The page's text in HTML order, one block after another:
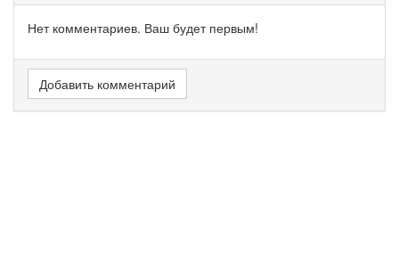
Нет комментариев. Ваш будет первым!
Добавить комментарий